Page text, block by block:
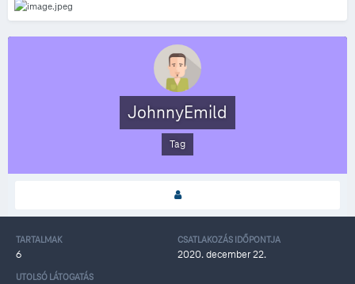
JohnnyEmild
Tag
TARTALMAK
6
CSATLAKOZÁS IDŐPONTJA
2020. december 22.
UTOLSÓ LÁTOGATÁS